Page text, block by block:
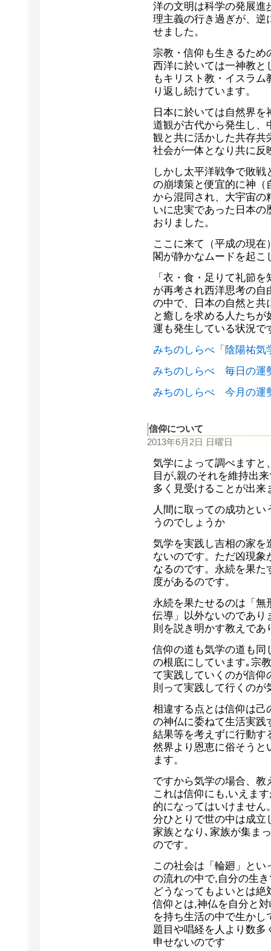
洋の文明は科学の発展進
理主義の行き過ぎが、逆
せました。
宗教・信仰も生きるため
西洋に於いては一神教と
もキリスト教・イスラ
り返し続けています。
日本に於いては自然界
道観が古代から発生し、
観と共に活かした共存共
社会が一体となり共に反
しかし太平洋戦争で敗
の崩壊策と便宜的に神（
から混同され、大宇宙
いに忠実であった日本
おりました。
ここに来て（平成の現
閣が静かなムードを起こ
「衣・食・足りて礼節
が再考され西洋思考の
の中で、日本の自然と共
と癒しを求める人たち
運も発生している状況で
みちのしらべ「陰陽祐気
みちのしらべ 毎日の運
みちのしらべ 今月の運
信仰について
2013年6月2日 日曜日
気学によって調べますと
目が,親のそれを維持出
多く見受けることが出来
人間に取っての成功と
うのでしょうか
気学を実践し吉相の家を
ないのです。ただ凶現
なるのです。永続を果
度があるのです。
永続を果たせるのは「
伝導」以外ないのであり
則を説き明かす教えであ
信仰の道も気学の道も同
の根底にしています｡宗
て実践していくのが信
則って実践して行くのが
相違する点とは信仰は己
の神仏に委ねて生活実践
結果等を考えずに行動す
然界より恩恵に俗そうと
ます。
ですから気学の場合、
これは信仰にも,いえま
的になってはいけませ
分ひとりで世の中は成立
家族となり､家族が集ま
のです。
この社会は「輪廻」と
の流れの中で,自分の生
どうなってもよいとは
信仰とは,神仏を自分と
を持ち生活の中で生か
題目や唱経を人より数
申せないのです